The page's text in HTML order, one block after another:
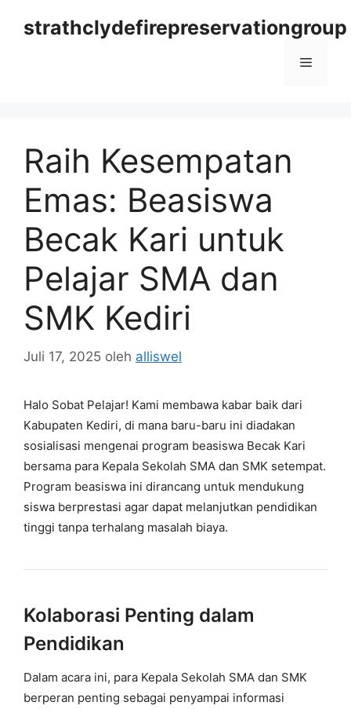
strathclydefirepreservationgroup
Menu
Raih Kesempatan
Emas: Beasiswa
Becak Kari untuk
Pelajar SMA dan
SMK Kediri
Juli 17, 2025 oleh alliswel
Halo Sobat Pelajar! Kami membawa kabar baik dari
Kabupaten Kediri, di mana baru-baru ini diadakan
sosialisasi mengenai program beasiswa Becak Kari
bersama para Kepala Sekolah SMA dan SMK setempat.
Program beasiswa ini dirancang untuk mendukung
siswa berprestasi agar dapat melanjutkan pendidikan
tinggi tanpa terhalang masalah biaya.
Kolaborasi Penting dalam
Pendidikan
Dalam acara ini, para Kepala Sekolah SMA dan SMK
berperan penting sebagai penyampai informasi